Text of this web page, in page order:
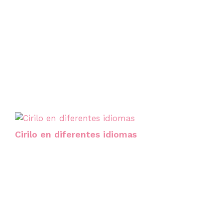
Cirilo en diferentes idiomas